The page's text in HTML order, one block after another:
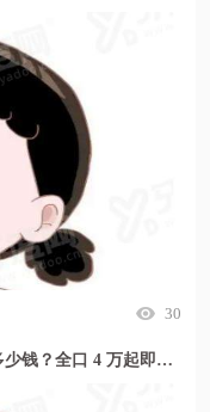
30
呼和浩特圣瑞口腔全口种植牙集采补贴多少钱？全口 4 万起即刻种当天用